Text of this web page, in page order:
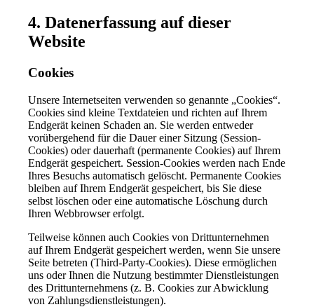
4. Datenerfassung auf dieser
Website
Cookies
Unsere Internetseiten verwenden so genannte „Cookies“.
Cookies sind kleine Textdateien und richten auf Ihrem
Endgerät keinen Schaden an. Sie werden entweder
vorübergehend für die Dauer einer Sitzung (Session-
Cookies) oder dauerhaft (permanente Cookies) auf Ihrem
Endgerät gespeichert. Session-Cookies werden nach Ende
Ihres Besuchs automatisch gelöscht. Permanente Cookies
bleiben auf Ihrem Endgerät gespeichert, bis Sie diese
selbst löschen oder eine automatische Löschung durch
Ihren Webbrowser erfolgt.
Teilweise können auch Cookies von Drittunternehmen
auf Ihrem Endgerät gespeichert werden, wenn Sie unsere
Seite betreten (Third-Party-Cookies). Diese ermöglichen
uns oder Ihnen die Nutzung bestimmter Dienstleistungen
des Drittunternehmens (z. B. Cookies zur Abwicklung
von Zahlungsdienstleistungen).